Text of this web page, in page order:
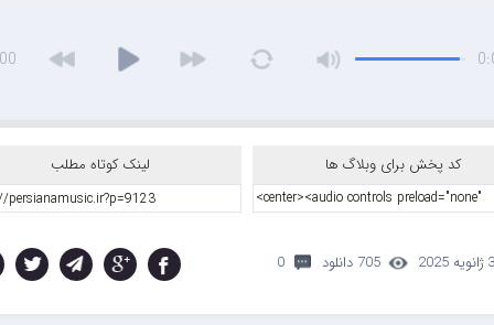
کد پخش برای وبلاگ ها لینک کوتاه مطلب
3 ژانویه 2025 705 دانلود 0